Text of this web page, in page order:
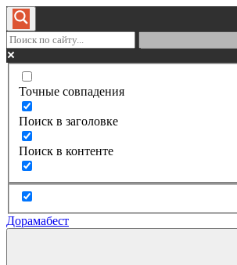
Точные совпадения
Поиск в заголовке
Поиск в контенте
Дорамабест